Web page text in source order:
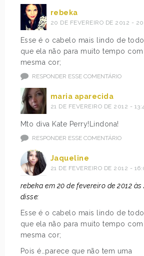
rebeka
20 DE FEVEREIRO DE 2012 -
Esse é o cabelo mais lindo de
que ela não para muito tempo com
mesma cor;
RESPONDER ESSE COMENTÁRIO
maria aparecida
21 DE FEVEREIRO DE 2012 -
Mto diva Kate Perry!Lindona!
RESPONDER ESSE COMENTÁRIO
Jaqueline
21 DE FEVEREIRO DE 2012 -
rebeka em 20 de fevereiro de 2012 às
disse:
Esse é o cabelo mais lindo de
que ela não para muito tempo com
mesma cor;
Pois é…parece que não tem uma